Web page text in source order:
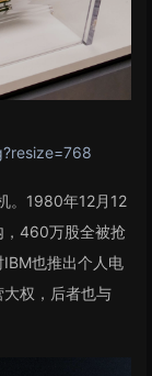
。1980年12月12
，460万股全被抢
也推出个人电
权，后者也与